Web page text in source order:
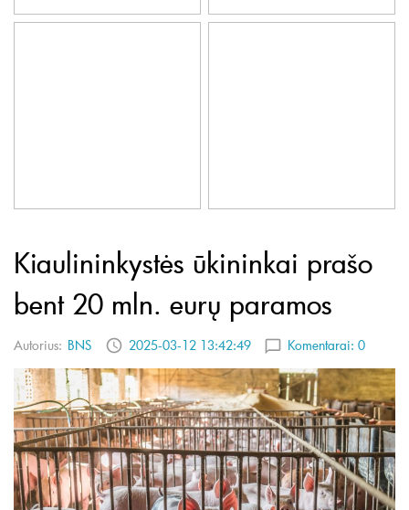
Kiaulininkystės ūkininkai prašo
bent 20 mln. eurų paramos
Autorius: BNS 2025-03-12 13:42:49 Komentarai: 0